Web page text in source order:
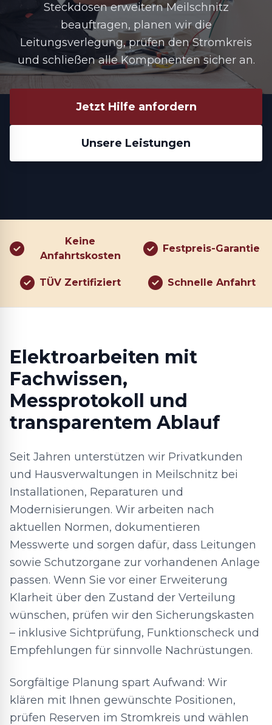
Steckdosen erweitern Meilschnitz
beauftragen, planen wir die
Leitungsverlegung, prüfen den Stromkreis
und schließen alle Komponenten sicher an.
Jetzt Hilfe anfordern
Unsere Leistungen
Keine
Anfahrtskosten
Festpreis-Garantie
TÜV Zertifiziert Schnelle Anfahrt
Elektroarbeiten mit
Fachwissen,
Messprotokoll und
transparentem Ablauf
Seit Jahren unterstützen wir Privatkunden
und Hausverwaltungen in Meilschnitz bei
Installationen, Reparaturen und
Modernisierungen. Wir arbeiten nach
aktuellen Normen, dokumentieren
Messwerte und sorgen dafür, dass Leitungen
sowie Schutzorgane zur vorhandenen Anlage
passen. Wenn Sie vor einer Erweiterung
Klarheit über den Zustand der Verteilung
wünschen, prüfen wir den Sicherungskasten
– inklusive Sichtprüfung, Funktionscheck und
Empfehlungen für sinnvolle Nachrüstungen.
Sorgfältige Planung spart Aufwand: Wir
klären mit Ihnen gewünschte Positionen,
prüfen Reserven im Stromkreis und wählen